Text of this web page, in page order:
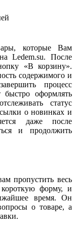
которые Вам
Ledem.su. После
«В корзину».
содержимого и
процесс
быстро оформлять
статус
о новинках и
даже после
и продолжить
пропустить весь
короткую форму, и
время. Он
о товаре, а